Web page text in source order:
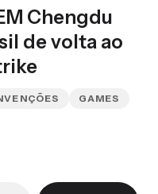
Chengdu
de volta ao
GAMES